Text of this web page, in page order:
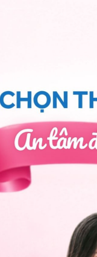
đã cắt một bên
cắt bỏ khối u. Tuy
không thể mang
mang thai bao
gây rối loạn quá
thước lớn có thể
trạng này còn có
trữ buồng trứng, từ
việc điều trị u lạc
với nguy cơ vô sinh